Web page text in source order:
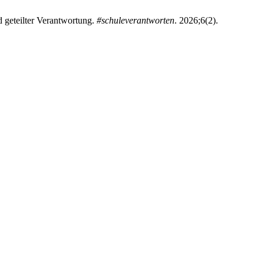
geteilter Verantwortung. #schuleverantworten. 2026;6(2).